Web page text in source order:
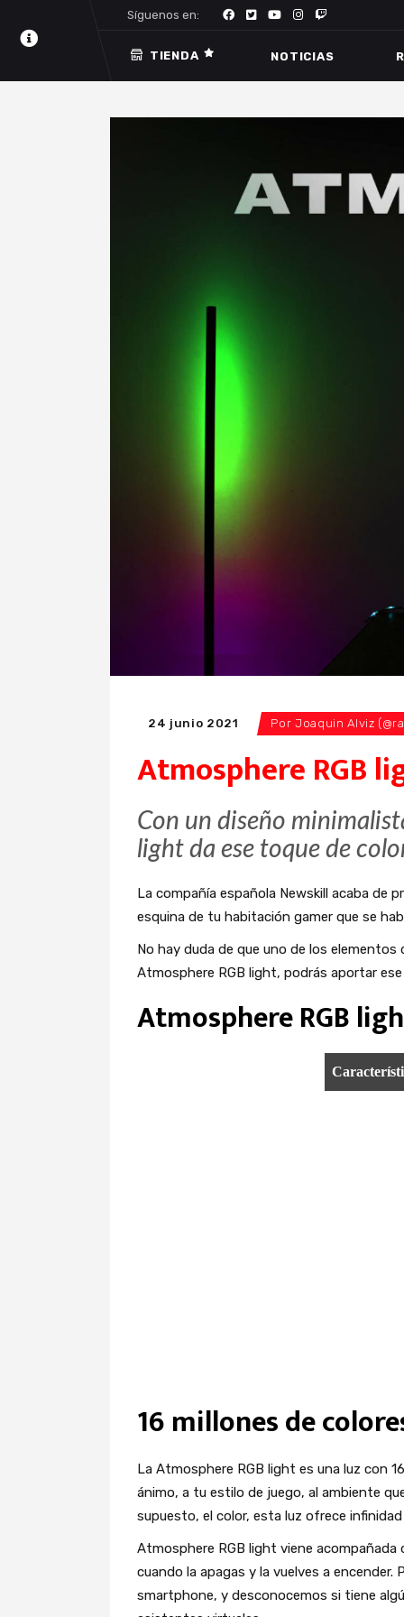
Síguenos en:
TIENDA NOTICIAS
24 junio 2021 PorJoaquin Alviz
Atmosphere RGB
Con un diseño
light da ese toque de
La compañía española Newskill acaba de
esquina de tu habitación gamer que se
No hay duda de que uno de los
Atmosphere RGB light, podrás aportar
Atmosphere RGB
16 millones de
La Atmosphere RGB light es una luz con
ánimo, a tu estilo de juego, al ambiente
supuesto, el color, esta luz ofrece
Atmosphere RGB light viene acompañada
cuando la apagas y la vuelves a
smartphone, y desconocemos si tiene